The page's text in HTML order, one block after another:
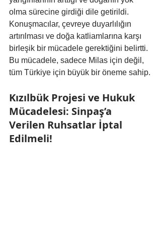
olma sürecine girdiği dile getirildi.
Konuşmacılar, çevreye duyarlılığın
artırılması ve doğa katliamlarına karşı
birleşik bir mücadele gerektiğini belirtti.
Bu mücadele, sadece Milas için değil,
tüm Türkiye için büyük bir öneme sahip.
Kızılbük Projesi ve Hukuk
Mücadelesi: Sinpaş’a
Verilen Ruhsatlar İptal
Edilmeli!